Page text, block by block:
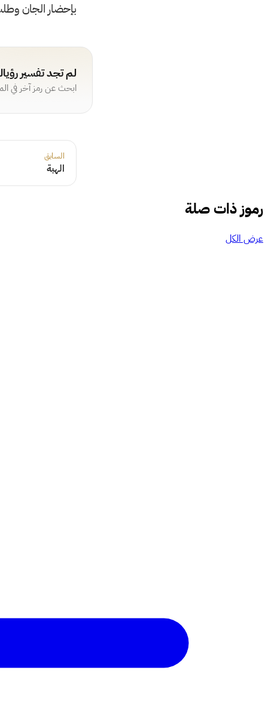
بإحضار الجان
لم تجد تفسير
ابحث عن رمز آخر في
السابق
الهبة
رموز ذات صلة
عرض الكل